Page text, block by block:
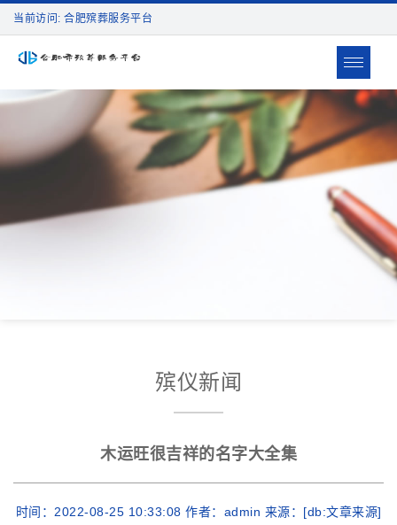
当前访问: 合肥殡葬服务平台
Toggle
殡仪新闻
木运旺很吉祥的名字大全集
时间：2022-08-25 10:33:08 作者：admin 来源：[db:文章来源]